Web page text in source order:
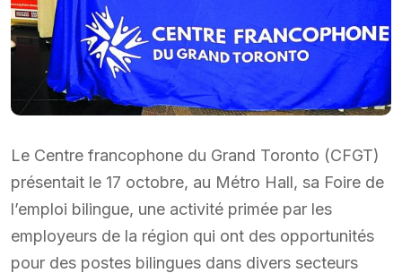
Le Centre francophone du Grand Toronto (CFGT)
présentait le 17 octobre, au Métro Hall, sa Foire de
l’emploi bilingue, une activité primée par les
employeurs de la région qui ont des opportunités
pour des postes bilingues dans divers secteurs